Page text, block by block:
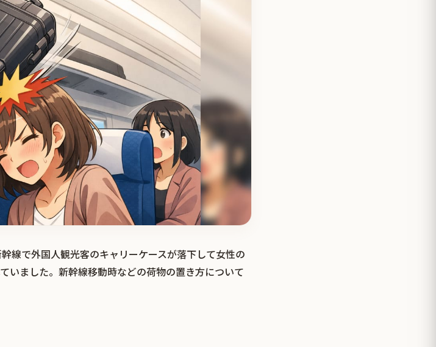
線で外国人観光客のキャリーケースが落下して女性の
いました。新幹線移動時などの荷物の置き方について